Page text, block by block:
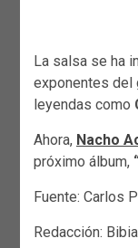
La salsa se ha
exponentes del
leyendas como
Ahora, Nacho
próximo álbum,
Fuente: Carlos
Redacción: